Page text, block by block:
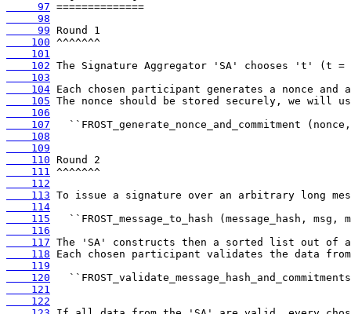
     97
     98
     99
    100
    101
    102
    103
    104
    105
    106
    107
    108
    109
    110
    111
    112
    113
    114
    115
    116
    117
    118
    119
    120
    121
    122